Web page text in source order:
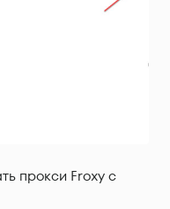
прокси Froxy с